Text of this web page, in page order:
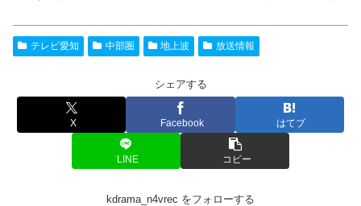
テレビ愛知 中部圏 地上波 放送情報
シェアする
X Facebook はてブ
LINE コピー
kdrama_n4vrec をフォローする